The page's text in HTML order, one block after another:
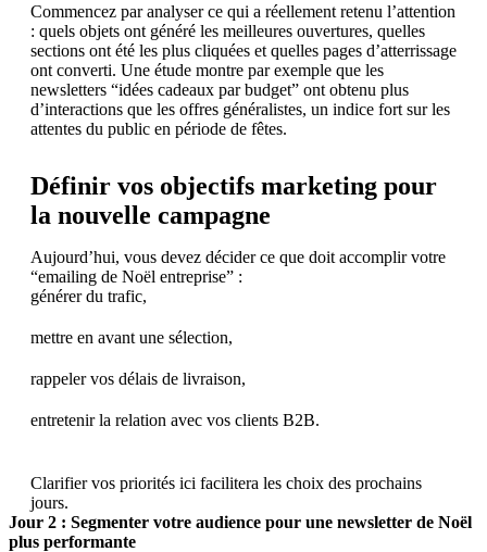
Commencez par analyser ce qui a réellement retenu l’attention
: quels objets ont généré les meilleures ouvertures, quelles
sections ont été les plus cliquées et quelles pages d’atterrissage
ont converti. Une étude montre par exemple que les
newsletters “idées cadeaux par budget” ont obtenu plus
d’interactions que les offres généralistes, un indice fort sur les
attentes du public en période de fêtes.
Définir vos objectifs marketing pour
la nouvelle campagne
Aujourd’hui, vous devez décider ce que doit accomplir votre
“emailing de Noël entreprise” :
générer du trafic,
mettre en avant une sélection,
rappeler vos délais de livraison,
entretenir la relation avec vos clients B2B.
Clarifier vos priorités ici facilitera les choix des prochains
jours.
Jour 2 : Segmenter votre audience pour une newsletter de Noël
plus performante